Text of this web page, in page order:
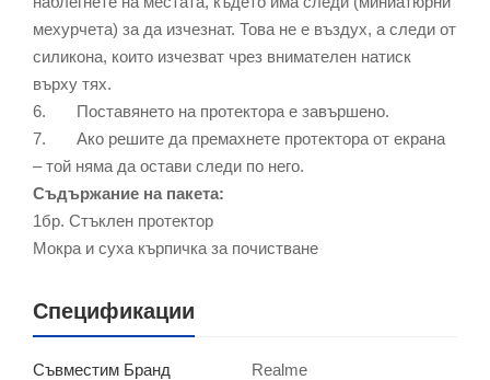
мехурчета) за да изчезнат. Това не е въздух, а следи от
силикона, които изчезват чрез внимателен натиск
върху тях.
6. Поставянето на протектора е завършено.
7. Ако решите да премахнете протектора от екрана
– той няма да остави следи по него.
Съдържание на пакета:
1бр. Стъклен протектор
Мокра и суха кърпичка за почистване
Спецификации
Съвместим Бранд Realme